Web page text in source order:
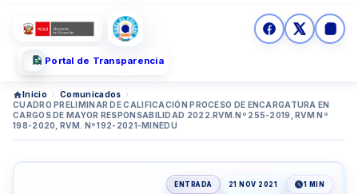
Portal de Transparencia
Inicio › Comunicados ›
CUADRO PRELIMINAR DE CALIFICACIÓN PROCESO DE ENCARGATURA EN
CARGOS DE MAYOR RESPONSABILIDAD 2022.RVM.Nº 255-2019, RVM Nº
198-2020, RVM. Nº 192-2021-MINEDU
ENTRADA 21 NOV 2021 1 MIN